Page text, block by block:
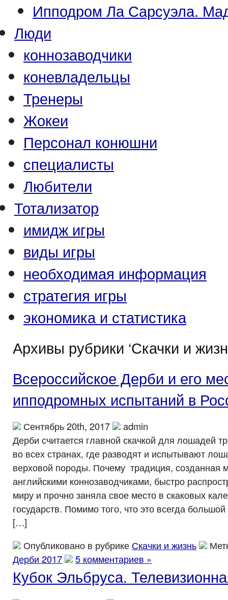
Ипподром Ла Сарсуэла.
Люди
коннозаводчики
коневладельцы
Тренеры
Жокеи
Персонал конюшни
специалисты
Любители
Тотализатор
имидж игры
виды игры
необходимая информация
стратегия игры
экономика и статистика
Архивы рубрики ‘Скачки и
Всероссийское Дерби и его
ипподромных испытаний в
Сентябрь 20th, 2017
admin
Дерби считается главной скачкой для лошадей
во всех странах, где разводят и испытывают
верховой породы. Почему традиция, созданная
английскими коннозаводчиками, быстро
миру и прочно заняла свое место в скаковых
государств. Помимо того, что это всегда
[…]
Опубликовано в рубрике Скачки и жизнь
Дерби 2017
5 комментариев »
Кубок Эльбруса.